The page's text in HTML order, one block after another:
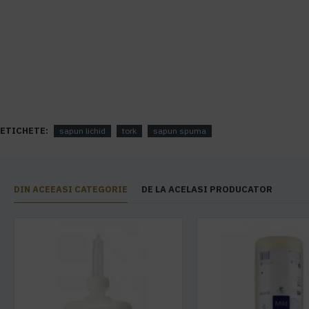
ETICHETE: sapun lichid tork sapun spuma
DIN ACEEASI CATEGORIE DE LA ACELASI PRODUCATOR